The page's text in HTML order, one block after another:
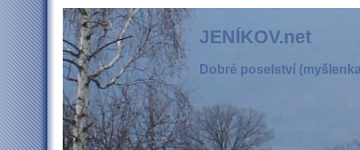
JENÍKOV.net
Dobré poselství